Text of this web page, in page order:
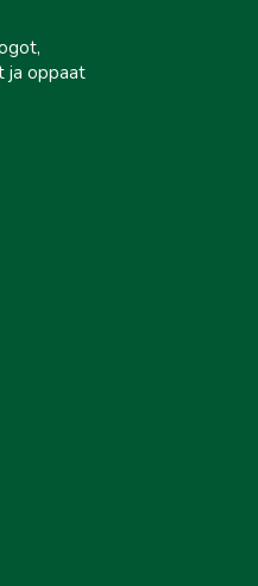
ja oppaat